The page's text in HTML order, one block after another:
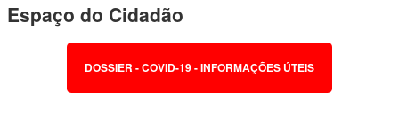
Espaço do Cidadão
DOSSIER - COVID-19 - INFORMAÇÕES ÚTEIS